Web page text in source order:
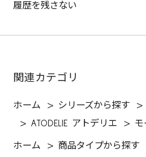
履歴を残さない
関連カテゴリ
ホーム > シリーズから探す >
> ATODELIE アトデリエ > モ
ホーム > 商品タイプから探す